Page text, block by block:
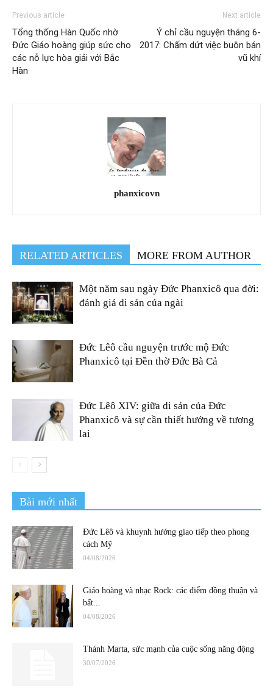
Previous article
Tổng thống Hàn Quốc nhờ
Đức Giáo hoàng giúp sức cho
các nỗ lực hòa giải với Bắc
Hàn
Next article
Ý chỉ cầu nguyện tháng 6-
2017: Chấm dứt việc buôn bán
vũ khí
phanxicovn
RELATED ARTICLES MORE FROM AUTHOR
Một năm sau ngày Đức Phanxicô qua đời:
đánh giá di sản của ngài
Đức Lêô cầu nguyện trước mộ Đức
Phanxicô tại Đền thờ Đức Bà Cả
Đức Lêô XIV: giữa di sản của Đức
Phanxicô và sự cần thiết hướng về tương
lai
Bài mới nhất
Đức Lêô và khuynh hướng giao tiếp theo phong
cách Mỹ
04/08/2026
Giáo hoàng và nhạc Rock: các điểm đồng thuận và
bất...
04/08/2026
Thánh Marta, sức mạnh của cuộc sống năng động
30/07/2026